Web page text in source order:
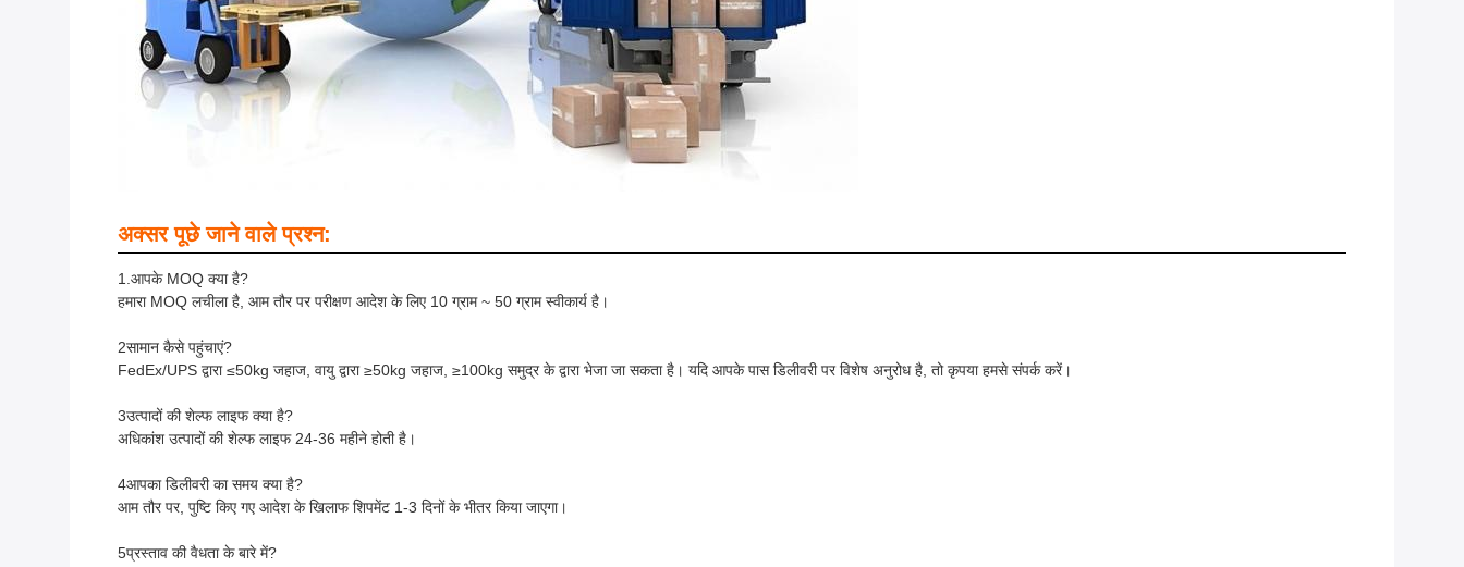
अक्सर पूछे जाने वाले प्रश्न:
1.आपके MOQ क्या है?
हमारा MOQ लचीला है, आम तौर पर परीक्षण आदेश के लिए 10 ग्राम ~ 50 ग्राम स्वीकार्य है।
2सामान कैसे पहुंचाएं?
FedEx/UPS द्वारा ≤50kg जहाज, वायु द्वारा ≥50kg जहाज, ≥100kg समुद्र के द्वारा भेजा जा सकता है। यदि आपके पास डिलीवरी पर विशेष अनुरोध है, तो कृपया हमसे संपर्क करें।
3उत्पादों की शेल्फ लाइफ क्या है?
अधिकांश उत्पादों की शेल्फ लाइफ 24-36 महीने होती है।
4आपका डिलीवरी का समय क्या है?
आम तौर पर, पुष्टि किए गए आदेश के खिलाफ शिपमेंट 1-3 दिनों के भीतर किया जाएगा।
5प्रस्ताव की वैधता के बारे में?